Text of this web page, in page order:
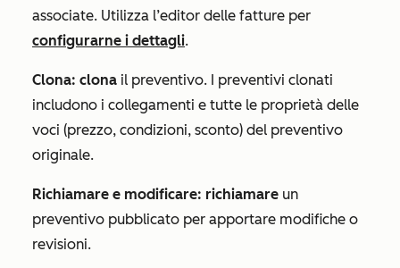
associate. Utilizza l’editor delle fatture per
configurarne i dettagli.
Clona: clona il preventivo. I preventivi clonati
includono i collegamenti e tutte le proprietà delle
voci (prezzo, condizioni, sconto) del preventivo
originale.
Richiamare e modificare: richiamare un
preventivo pubblicato per apportare modifiche o
revisioni.